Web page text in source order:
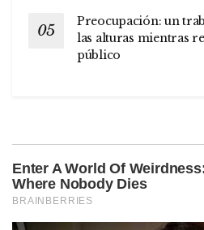
Preocupación: un
las alturas mientras
público